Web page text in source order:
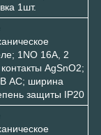
1шт.
1NO 16А, 2
AgSnO2;
АC; ширина
защиты IP20